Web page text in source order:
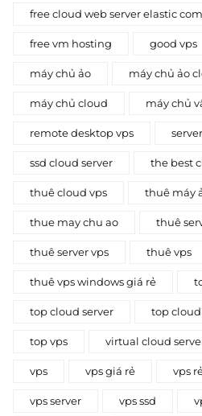
free cloud web server elastic
free vm hosting good vps
máy chủ ảo máy chủ ảo
máy chủ cloud máy chủ
remote desktop vps
ssd cloud server the best
thuê cloud vps thuê máy
thue may chu ao thuê
thuê server vps thuê vps
thuê vps windows giá rẻ
top cloud server top
top vps virtual cloud
vps vps giá rẻ vps
vps server vps ssd